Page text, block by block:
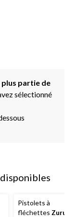
partie de
sélectionné
Pistolets à
fléchettes Zuru